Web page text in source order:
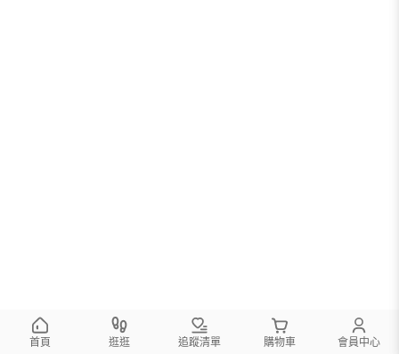
首頁 逛逛 追蹤清單 購物車 會員中心